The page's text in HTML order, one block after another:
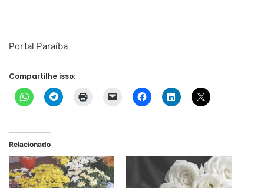
Portal Paraíba
Compartilhe isso:
Relacionado